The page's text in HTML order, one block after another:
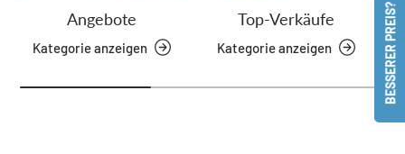
Angebote
Kategorie anzeigen
Top-Verkäufe
Kategorie anzeigen BESSERER PREIS?